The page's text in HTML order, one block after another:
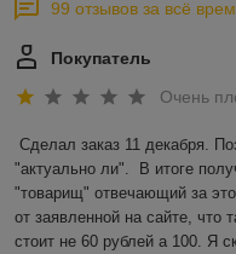
99 отзывов за всё
Покупатель
Очень
Сделал заказ 11 декабря.
"актуально ли".  В итоге
"товарищ" отвечающий за
от заявленной на сайте, что
стоит не 60 рублей а 100. Я